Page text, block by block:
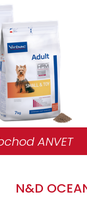
ANVET
N&D